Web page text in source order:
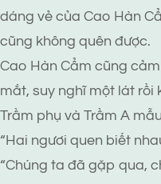
dáng vẻ của Cao Hàn
cũng không quên được.
Cao Hàn Cẩm cũng
mắt, suy nghĩ một lát rồi
Trầm phụ và Trầm A
“Hai ngươi quen biết
“Chúng ta đã gặp qua,